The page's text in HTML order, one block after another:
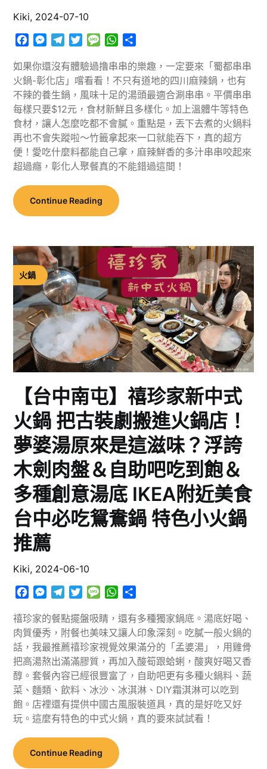
Kiki, 2024-07-10
Facebook
Messenger
TelegramTwitterMessageWhatsApp
如果你還沒有體驗過撸串串的樂趣，一定要來「蜀都串串
火鍋-彰化店」嚐看看！不只有道地的四川麻辣鍋，也有
不辣的養生鍋，風味十足的湯頭最適合涮串串。平價串串
每樣只要$12元，食材新鮮且多樣化。加上溫體牛等特色
食材，讓人怎麼吃都不會膩。重點是，丟下去煮的火鍋料
再也不會失蹤啦～竹籤拿起來一口就能吞下，真的超方
便！愛吃什麼料都能自己拿，麻辣鮮香的多汁串串咬起來
超過癮，彰化人聚餐真的不能錯過這間！
Continue Reading
火鍋
【台中南屯】禧珍家新中式
火鍋 把古裝劇搬進火鍋店！
夢婆湯原來是這滋味？浮誇
木劍肉盤＆自助吧吃到飽＆
多種創意湯底 IKEA附近美食
台中必吃鴛鴦鍋 特色小火鍋
推薦
Kiki, 2024-06-10
Facebook
Messenger
TelegramTwitterMessageWhatsApp
禧珍家的餐點擺盤吸睛，還有多種獨家鍋底。湯底好喝、
肉質優秀，附餐也美味又讓人印象深刻。吃膩一般火鍋的
話，我最推薦禧珍家視覺效果滿分的「孟婆湯」，用雞骨
把高湯熬出滿滿膠質，再加入酸筍跟蛤蜊，酸爽好喝又香
醇。套餐內容已經很豐富了，自助吧更有多種火鍋料、蔬
菜、麵類、飲料、冰沙、冰淇淋、DIY霜淇淋可以吃到
飽。店裡還有提供中國古風服裝道具，真的是好吃又好
玩。這麼有特色的中式火鍋，真的要來試試看！
Continue Reading